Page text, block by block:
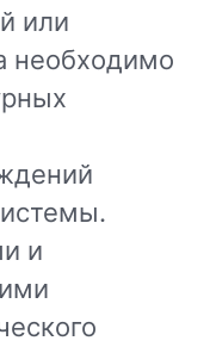
или
необходимо
и